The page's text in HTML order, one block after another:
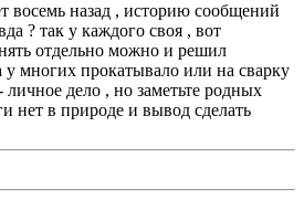
восемь назад , историю сообщений
? так у каждого своя , вот
отдельно можно и решил
у многих прокатывало или на сварку
дело , но заметьте родных
нет в природе и вывод сделать